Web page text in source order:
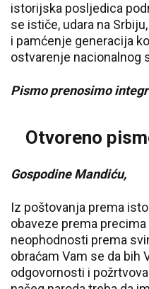
istorijska posljedica
se ističe, udara na
i pamćenje generacija
ostvarenje nacionalnog
Pismo prenosimo
Otvoreno
Gospodine Mandiću,
Iz poštovanja prema
obaveze prema
neophodnosti prema
obraćam Vam se da bih
odgovornosti i